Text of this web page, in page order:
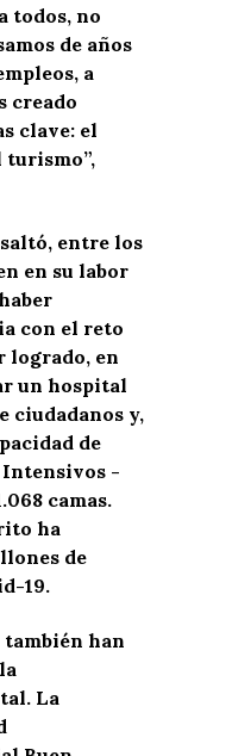
todos, no
de años
a
creado
clave: el
turismo”,
entre los
en su labor
con el reto
logrado, en
un hospital
ciudadanos y,
de
Intensivos -
camas.
ha
de
19.
han
La